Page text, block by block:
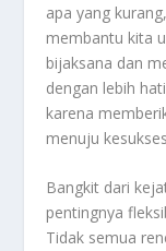
apa yang
membantu kita
bijaksana dan
dengan lebih
karena
menuju
Bangkit dari
pentingnya
Tidak semua